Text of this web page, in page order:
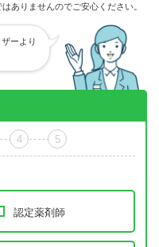
ありませんのでご安心ください。
ーより
4 5
認定薬剤師